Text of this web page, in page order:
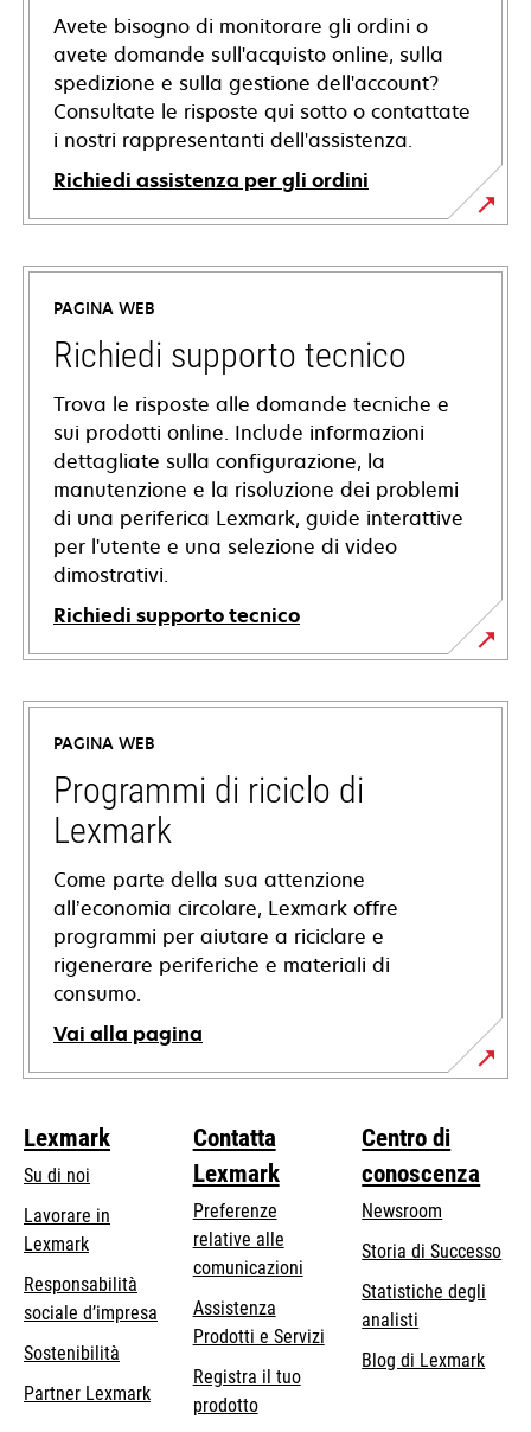
Avete bisogno di monitorare gli ordini o
avete domande sull'acquisto online, sulla
spedizione e sulla gestione dell'account?
Consultate le risposte qui sotto o contattate
i nostri rappresentanti dell'assistenza.
Richiedi assistenza per gli ordini
PAGINA WEB
Richiedi supporto tecnico
Trova le risposte alle domande tecniche e
sui prodotti online. Include informazioni
dettagliate sulla configurazione, la
manutenzione e la risoluzione dei problemi
di una periferica Lexmark, guide interattive
per l'utente e una selezione di video
dimostrativi.
Richiedi supporto tecnico
si
apre
una
nuova
scheda
PAGINA WEB
Programmi di riciclo di
Lexmark
Come parte della sua attenzione
all’economia circolare, Lexmark offre
programmi per aiutare a riciclare e
rigenerare periferiche e materiali di
consumo.
Vai alla pagina
Lexmark
Su di noi
Lavorare in
Lexmark
Responsabilità
sociale d’impresa
Sostenibilità
Partner Lexmark
Contatta
Lexmark
Preferenze
relative alle
comunicazioni
Assistenza
Prodotti e Servizi
Registra il tuo
prodotto
Centro di
conoscenza
Newsroom
Storia di Successo
Statistiche degli
analisti
Blog di Lexmark